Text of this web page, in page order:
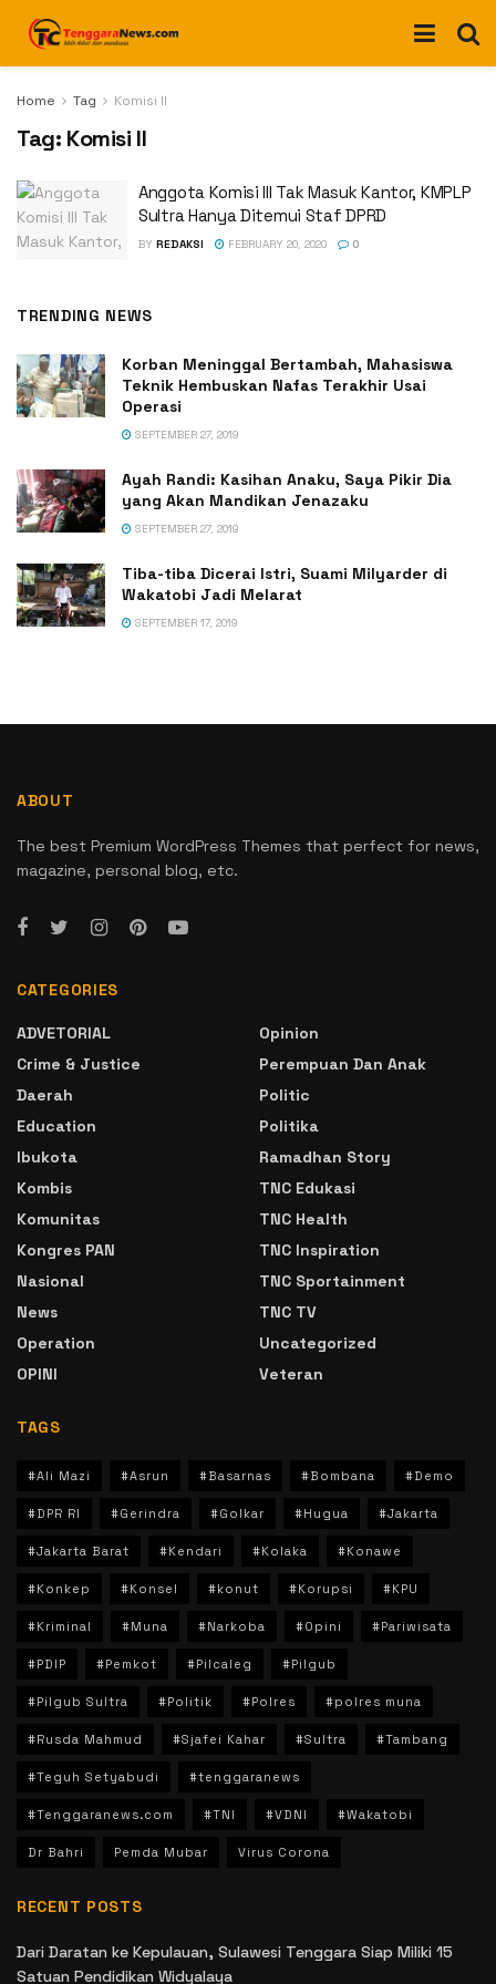
Home Tag Komisi II
Tag: Komisi II
Anggota Komisi III Tak Masuk Kantor, KMPLP
Sultra Hanya Ditemui Staf DPRD
BY REDAKSI FEBRUARY 20, 2020 0
TRENDING NEWS
Korban Meninggal Bertambah, Mahasiswa
Teknik Hembuskan Nafas Terakhir Usai
Operasi
SEPTEMBER 27, 2019
Ayah Randi: Kasihan Anaku, Saya Pikir Dia
yang Akan Mandikan Jenazaku
SEPTEMBER 27, 2019
Tiba-tiba Dicerai Istri, Suami Milyarder di
Wakatobi Jadi Melarat
SEPTEMBER 17, 2019
ABOUT
The best Premium WordPress Themes that perfect for news,
magazine, personal blog, etc.
CATEGORIES
ADVETORIAL
Crime & Justice
Daerah
Education
Ibukota
Kombis
Komunitas
Kongres PAN
Nasional
News
Operation
OPINI
Opinion
Perempuan Dan Anak
Politic
Politika
Ramadhan Story
TNC Edukasi
TNC Health
TNC Inspiration
TNC Sportainment
TNC TV
Uncategorized
Veteran
TAGS
#Ali Mazi #Asrun #Basarnas #Bombana #Demo
#DPR RI #Gerindra #Golkar #Hugua #Jakarta
#Jakarta Barat #Kendari #Kolaka #Konawe
#Konkep #Konsel #konut #Korupsi #KPU
#Kriminal #Muna #Narkoba #Opini #Pariwisata
#PDIP #Pemkot #Pilcaleg #Pilgub
#Pilgub Sultra #Politik #Polres #polres muna
#Rusda Mahmud #Sjafei Kahar #Sultra #Tambang
#Teguh Setyabudi #tenggaranews
#Tenggaranews.com #TNI #VDNI #Wakatobi
Dr Bahri Pemda Mubar Virus Corona
RECENT POSTS
Dari Daratan ke Kepulauan, Sulawesi Tenggara Siap Miliki 15
Satuan Pendidikan Widyalaya